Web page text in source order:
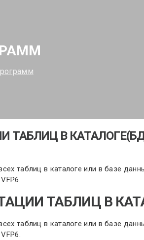
В
таблиц в каталоге или в базе
ТАБЛИЦ В
таблиц в каталоге или в базе